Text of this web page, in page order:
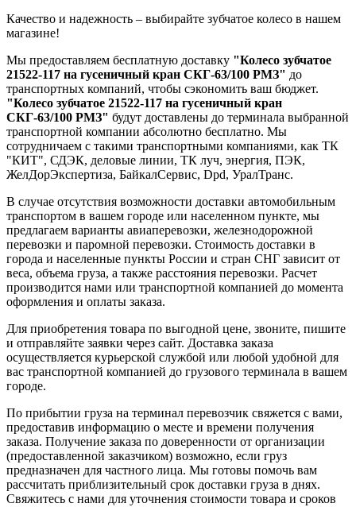
Качество и надежность – выбирайте зубчатое колесо в нашем
магазине!
Мы предоставляем бесплатную доставку "Колесо зубчатое
21522-117 на гусеничный кран СКГ-63/100 РМЗ" до
транспортных компаний, чтобы сэкономить ваш бюджет.
"Колесо зубчатое 21522-117 на гусеничный кран
СКГ-63/100 РМЗ" будут доставлены до терминала выбранной
транспортной компании абсолютно бесплатно. Мы
сотрудничаем с такими транспортными компаниями, как ТК
"КИТ", СДЭК, деловые линии, ТК луч, энергия, ПЭК,
ЖелДорЭкспертиза, БайкалСервис, Dpd, УралТранс.
В случае отсутствия возможности доставки автомобильным
транспортом в вашем городе или населенном пункте, мы
предлагаем варианты авиаперевозки, железнодорожной
перевозки и паромной перевозки. Стоимость доставки в
города и населенные пункты России и стран СНГ зависит от
веса, объема груза, а также расстояния перевозки. Расчет
производится нами или транспортной компанией до момента
оформления и оплаты заказа.
Для приобретения товара по выгодной цене, звоните, пишите
и отправляйте заявки через сайт. Доставка заказа
осуществляется курьерской службой или любой удобной для
вас транспортной компанией до грузового терминала в вашем
городе.
По прибытии груза на терминал перевозчик свяжется с вами,
предоставив информацию о месте и времени получения
заказа. Получение заказа по доверенности от организации
(предоставленной заказчиком) возможно, если груз
предназначен для частного лица. Мы готовы помочь вам
рассчитать приблизительный срок доставки груза в днях.
Свяжитесь с нами для уточнения стоимости товара и сроков